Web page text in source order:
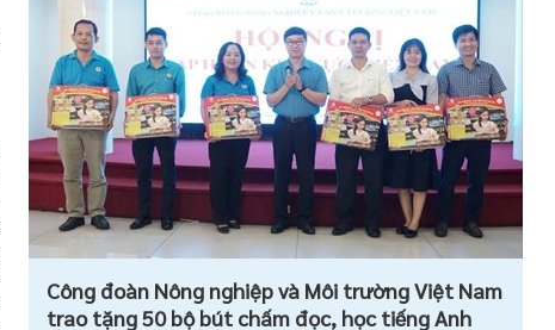
Công đoàn Nông nghiệp và Môi trường Việt Nam
trao tặng 50 bộ bút chấm đọc, học tiếng Anh